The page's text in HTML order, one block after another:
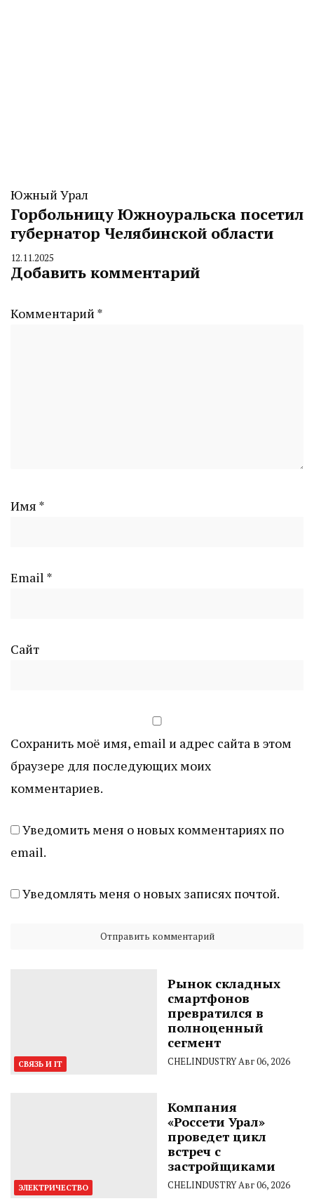
Южный Урал
Горбольницу Южноуральска посетил
губернатор Челябинской области
By
CHELINDUSTRY
12.11.2025
Добавить комментарий
Комментарий *
Имя *
Email *
Сайт
Сохранить моё имя, email и адрес сайта в этом
браузере для последующих моих
комментариев.
Уведомить меня о новых комментариях по
email.
Уведомлять меня о новых записях почтой.
СВЯЗЬ И IT
Рынок складных
смартфонов
превратился в
полноценный
сегмент
CHELINDUSTRYАвг 06, 2026
ЭЛЕКТРИЧЕСТВО
Компания
«Россети Урал»
проведет цикл
встреч с
застройщиками
CHELINDUSTRYАвг 06, 2026